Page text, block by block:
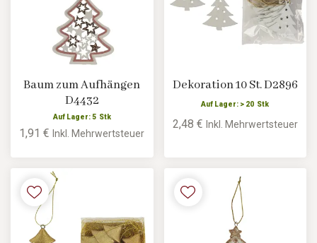
Baum zum Aufhängen
D4432
Auf Lager: 5 Stk
1,91 €Inkl. Mehrwertsteuer
Dekoration 10 St. D2896
Auf Lager: > 20 Stk
2,48 € Inkl. Mehrwertsteuer